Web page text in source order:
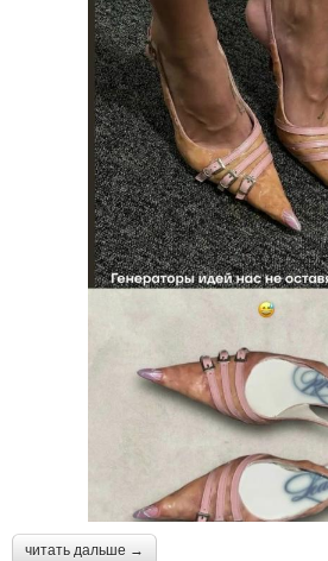
читать дальше →